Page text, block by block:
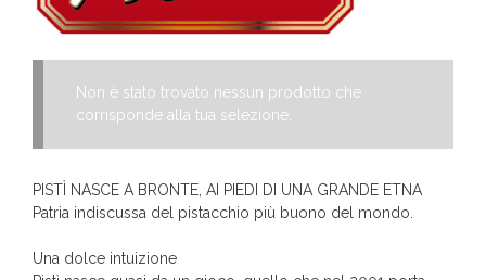
Non è stato trovato nessun prodotto che
corrisponde alla tua selezione.
PISTÌ NASCE A BRONTE, AI PIEDI DI UNA GRANDE ETNA
Patria indiscussa del pistacchio più buono del mondo.
Una dolce intuizione